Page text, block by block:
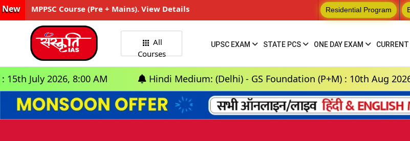
New MPPSC Course (Pre + Mains). View Details Residential Program
All
Courses
UPSC EXAM STATE PCS ONE DAY EXAM
8:00 AM Hindi Medium: (Delhi) - GS Foundation (P+M) : 10th Aug 2026, 3:00 PM